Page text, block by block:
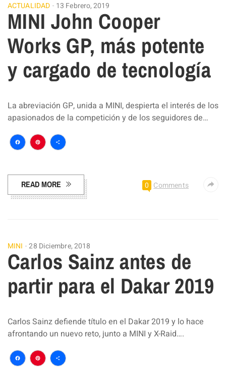
ACTUALIDAD 13 Febrero, 2019
MINI John Cooper
Works GP, más potente
y cargado de tecnología
La abreviación GP, unida a MINI, despierta el interés de los
apasionados de la competición y de los seguidores de…
Facebook
Pinterest
Compartir
READ MORE 0 Comments
MINI 28 Diciembre, 2018
Carlos Sainz antes de
partir para el Dakar 2019
Carlos Sainz defiende título en el Dakar 2019 y lo hace
afrontando un nuevo reto, junto a MINI y X-Raid….
Facebook
Pinterest
Compartir